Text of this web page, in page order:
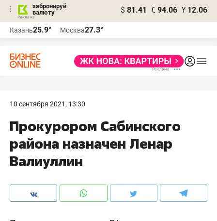
забронируй
валюту
$ 81.41 € 94.06 ¥ 12.06
Казань25.9° Москва27.3°
10 сентября 2021, 13:30
Прокурором Сабинского
района назначен Ленар
Валиуллин